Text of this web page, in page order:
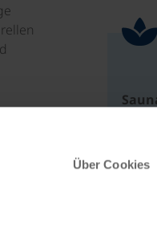
Über Cookies